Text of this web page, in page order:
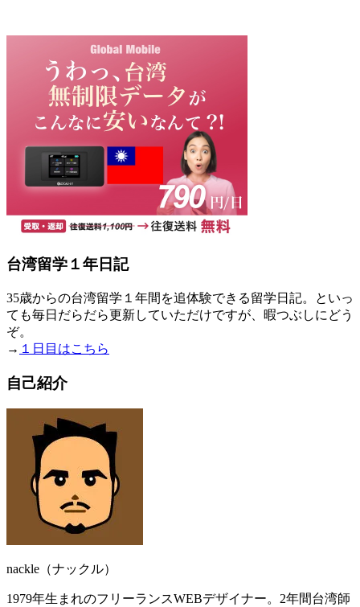
台湾留学１年日記
35歳からの台湾留学１年間を追体験できる留学日記。といっ
ても毎日だらだら更新していただけですが、暇つぶしにどう
ぞ。
→ １日目はこちら
自己紹介
nackle（ナックル）
1979年生まれのフリーランスWEBデザイナー。2年間台湾師